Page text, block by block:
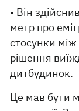
- Він
метр про
стосунки
рішення
дитбудинок.
Це мав бути